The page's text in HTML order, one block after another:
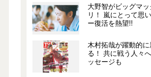
大野智がビッグマ
リ！ 嵐にとって思
ー復活を熱望!!
木村拓哉が躍動的
る！ 共に戦う人々
ッセージも